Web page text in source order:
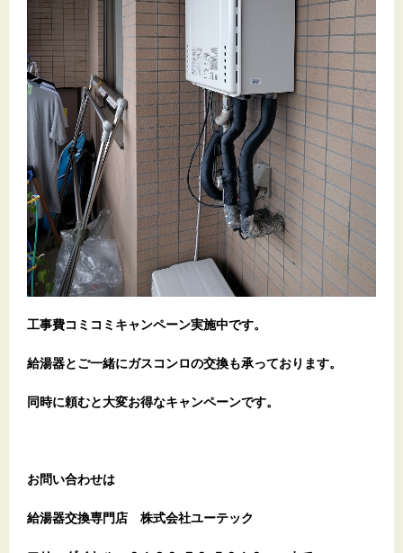
工事費コミコミキャンペーン実施中です。
給湯器とご一緒にガスコンロの交換も承っております。
同時に頼むと大変お得なキャンペーンです。
お問い合わせは
給湯器交換専門店 株式会社ユーテック